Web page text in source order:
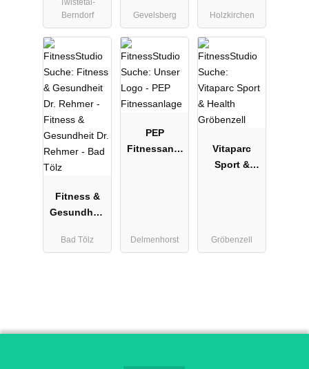
Berndorf
Gevelsberg Holzkirchen
Fitness &
Gesundheit
Bad Tölz
Bad Tölz
PEP
Fitnessanla
Delmenhorst
Vitaparc
Sport &
Gröbenzell